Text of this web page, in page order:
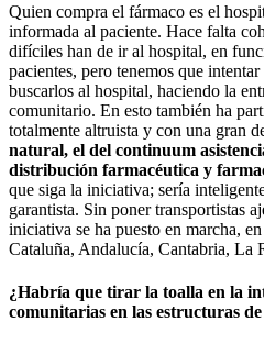
Quien compra el fármaco es el
informada al paciente. Hace falta
difíciles han de ir al hospital, en
pacientes, pero tenemos que
buscarlos al hospital, haciendo la
comunitario. En esto también ha
totalmente altruista y con una gran
natural, el del continuum
distribución farmacéutica y
que siga la iniciativa; sería
garantista. Sin poner transportistas
iniciativa se ha puesto en marcha,
Cataluña, Andalucía, Cantabria, La
¿Habría que tirar la toalla en la
comunitarias en las estructuras